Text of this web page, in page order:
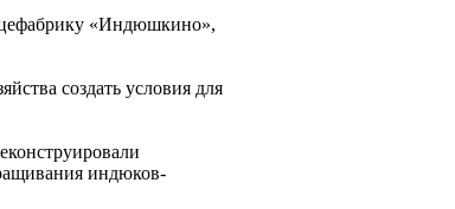
«Индюшкино»,
создать условия для
индюков-